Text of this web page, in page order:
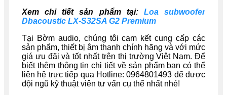
Xem chi tiết sản phẩm tại: Loa subwoofer
Dbacoustic LX-S32SA G2 Premium
Tại Bờm audio, chúng tôi cam kết cung cấp các
sản phẩm, thiết bị âm thanh chính hãng và với mức
giá ưu đãi và tốt nhất trên thị trường Việt Nam. Để
biết thêm thông tin chi tiết về sản phẩm bạn có thể
liên hệ trực tiếp qua Hotline: 0964801493 để được
đội ngũ kỹ thuật viên tư vấn cụ thể nhất nhé!